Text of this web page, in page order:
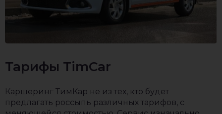
Тарифы TimCar
Каршеринг ТимКар не из тех, кто будет
предлагать россыпь различных тарифов, с